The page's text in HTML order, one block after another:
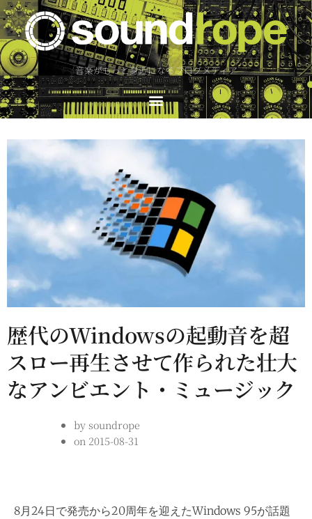
音楽がもっと身近になるブログメディア
歴代のWindowsの起動音を超
スロー再生させて作られた壮大
なアンビエント・ミュージック
bysoundrope
on 2015-08-31
8月24日で発売から20周年を迎えたWindows 95が話題